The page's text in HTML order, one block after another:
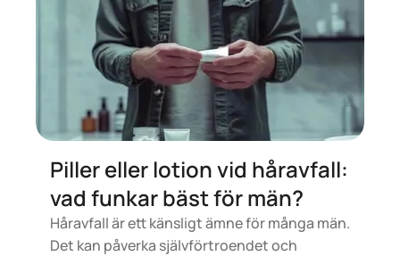
Piller eller lotion vid håravfall:
vad funkar bäst för män?
Håravfall är ett känsligt ämne för många män.
Det kan påverka självförtroendet och